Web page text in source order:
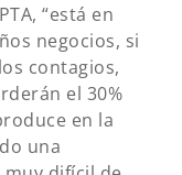
“está en
negocios, si
contagios,
el 30%
en la
una